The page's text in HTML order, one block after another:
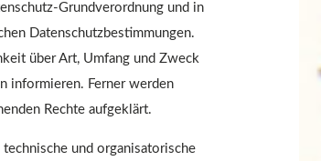
Grundverordnung und in
Datenschutzbestimmungen.
über Art, Umfang und Zweck
informieren. Ferner werden
Rechte aufgeklärt.
und organisatorische